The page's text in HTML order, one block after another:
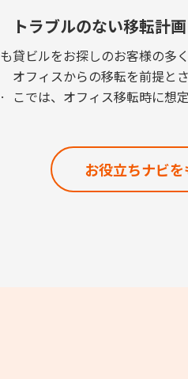
トラブルのない移転計画
貸ビルをお探しのお客様の多
オフィスからの移転を前提と
こでは、オフィス移転時に想
お役立ちナビ